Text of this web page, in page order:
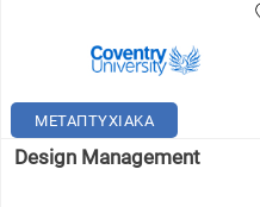
ΜΕΤΑΠΤΥΧΙΑΚΑ
Design Management